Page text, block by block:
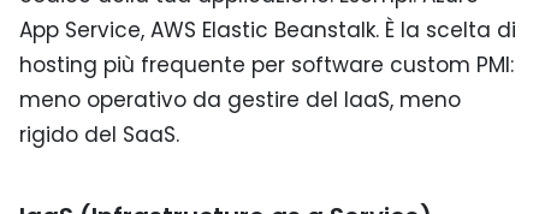
App Service, AWS Elastic Beanstalk. È la scelta di
hosting più frequente per software custom PMI:
meno operativo da gestire del IaaS, meno
rigido del SaaS.